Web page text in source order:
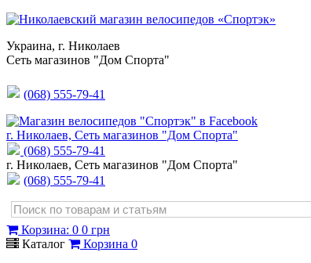
Украина, г. Николаев
Сеть магазинов "Дом Спорта"
(068) 555-79-41
г. Николаев, Сеть магазинов "Дом Спорта"
(068) 555-79-41
г. Николаев, Сеть магазинов "Дом Спорта"
(068) 555-79-41
Корзина: 0 0 грн
Каталог
Корзина 0